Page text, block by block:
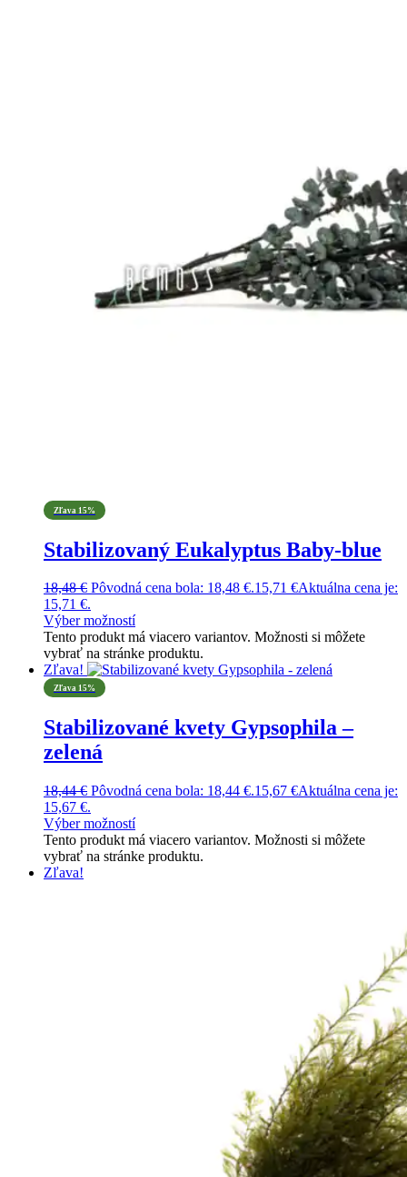
Zľava 15%
Stabilizovaný Eukalyptus Baby-blue
18,48€ Pôvodná cena bola: 18,48 €.15,71 €Aktuálna cena je:
15,71 €.
Výber možností
Tento produkt má viacero variantov. Možnosti si môžete
vybrať na stránke produktu.
Zľava!
Zľava 15%
Stabilizované kvety Gypsophila –
zelená
18,44€ Pôvodná cena bola: 18,44 €.15,67 €Aktuálna cena je:
15,67 €.
Výber možností
Tento produkt má viacero variantov. Možnosti si môžete
vybrať na stránke produktu.
Zľava!